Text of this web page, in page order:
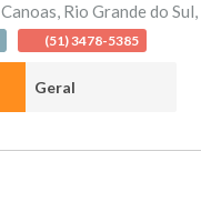
Canoas, Rio Grande do Sul,
(51) 3478-5385
Geral